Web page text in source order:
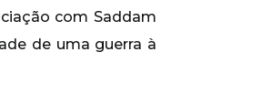
com Saddam
de uma guerra à